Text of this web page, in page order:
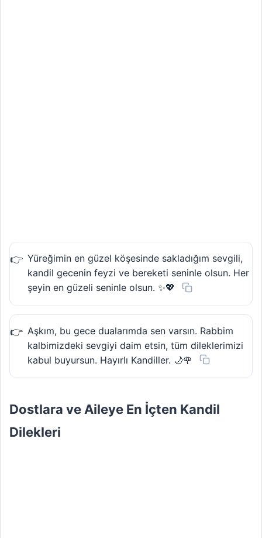
Yüreğimin en güzel köşesinde sakladığım sevgili,
kandil gecenin feyzi ve bereketi seninle olsun. Her
şeyin en güzeli seninle olsun. ✨💖
Aşkım, bu gece dualarımda sen varsın. Rabbim
kalbimizdeki sevgiyi daim etsin, tüm dileklerimizi
kabul buyursun. Hayırlı Kandiller. 🌙🌹
Dostlara ve Aileye En İçten Kandil
Dilekleri